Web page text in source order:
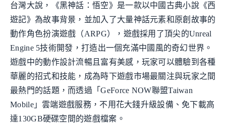
台灣大說，《黑神話：悟空》是一款以中國古典小說《西
遊記》為故事背景，並加入了大量神話元素和原創故事的
動作角色扮演遊戲（ARPG），遊戲採用了頂尖的Unreal
Engine 5技術開發，打造出一個充滿中國風的奇幻世界。
遊戲中的動作設計流暢且富有美感，玩家可以體驗到各種
華麗的招式和技能，成為時下遊戲市場最關注與玩家之間
最熱門的話題，而透過「GeForce NOW聯盟Taiwan
Mobile」雲端遊戲服務，不用花大錢升級設備、免下載高
達130GB硬碟空間的遊戲檔案。